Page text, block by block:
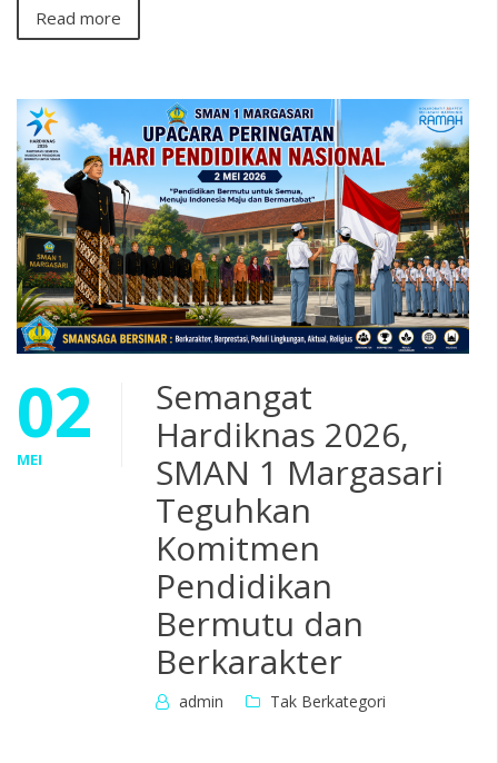
Read more
02
MEI
Semangat
Hardiknas 2026,
SMAN 1 Margasari
Teguhkan
Komitmen
Pendidikan
Bermutu dan
Berkarakter
admin Tak Berkategori